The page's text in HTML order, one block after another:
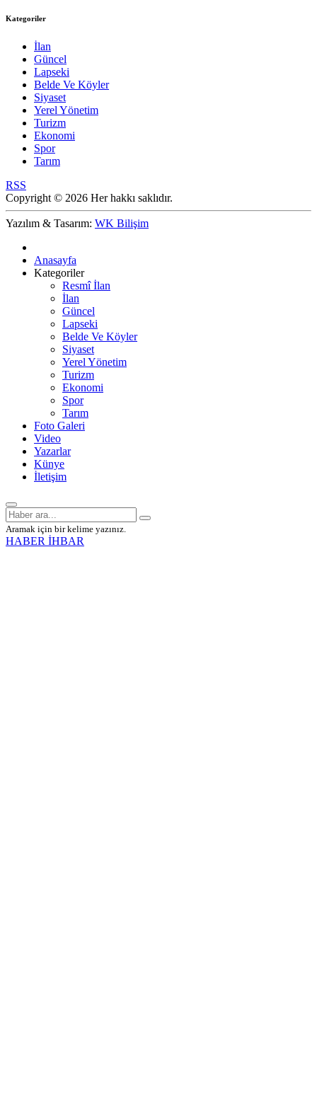
Kategoriler
İlan
Güncel
Lapseki
Belde Ve Köyler
Siyaset
Yerel Yönetim
Turizm
Ekonomi
Spor
Tarım
RSS
Copyright © 2026 Her hakkı saklıdır.
Yazılım & Tasarım: WK Bilişim
Anasayfa
Kategoriler
Resmî İlan
İlan
Güncel
Lapseki
Belde Ve Köyler
Siyaset
Yerel Yönetim
Turizm
Ekonomi
Spor
Tarım
Foto Galeri
Video
Yazarlar
Künye
İletişim
Aramak için bir kelime yazınız.
HABER İHBAR